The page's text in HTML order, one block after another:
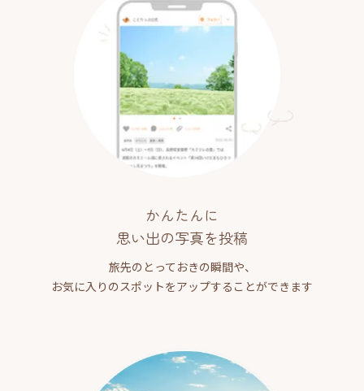
かんたんに
思い出の写真を投稿
旅先のとっておきの瞬間や、
お気に入りのスポットをアップすることができます